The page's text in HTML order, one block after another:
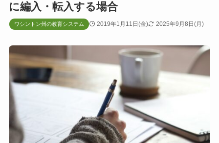
に編入・転入する場合
ワシントン州の教育システム 2019年1月11日(金) 2025年9月8日(月)